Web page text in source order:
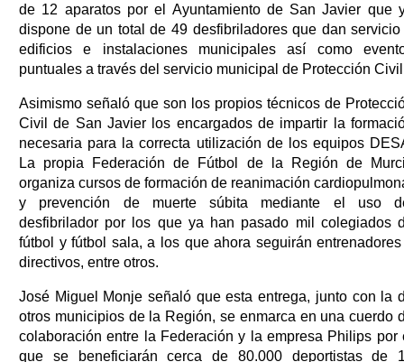
de 12 aparatos por el Ayuntamiento de San Javier que
dispone de un total de 49 desfibriladores que dan servicio
edificios e instalaciones municipales así como
puntuales a través del servicio municipal de Protección
Asimismo señaló que son los propios técnicos de
Civil de San Javier los encargados de impartir la
necesaria para la correcta utilización de los equipos
La propia Federación de Fútbol de la Región de
organiza cursos de formación de reanimación
y prevención de muerte súbita mediante el uso
desfibrilador por los que ya han pasado mil colegiados
fútbol y fútbol sala, a los que ahora seguirán
directivos, entre otros.
José Miguel Monje señaló que esta entrega, junto con la
otros municipios de la Región, se enmarca en una cuerdo
colaboración entre la Federación y la empresa Philips por
que se beneficiarán cerca de 80.000 deportistas de